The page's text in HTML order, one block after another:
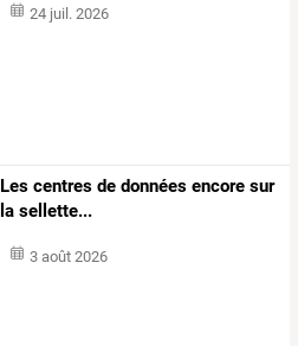
24 juil. 2026
Les centres de données encore sur
la sellette...
3 août 2026